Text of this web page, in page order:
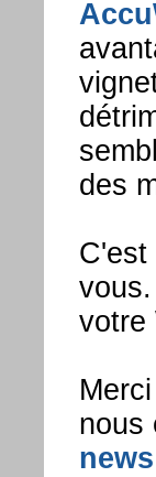
des
C'est
votre
nous
news